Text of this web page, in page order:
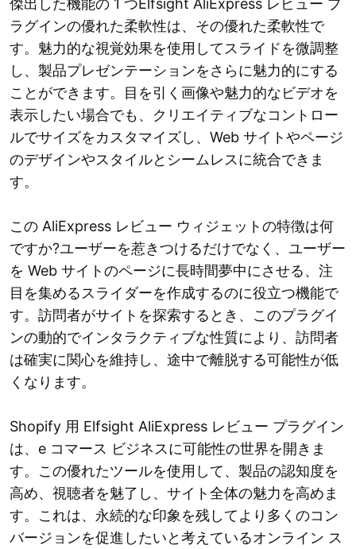
傑出した機能の 1 つElfsight AliExpress レビュー プ
ラグインの優れた柔軟性は、その優れた柔軟性で
す。魅力的な視覚効果を使用してスライドを微調整
し、製品プレゼンテーションをさらに魅力的にする
ことができます。目を引く画像や魅力的なビデオを
表示したい場合でも、クリエイティブなコントロー
ルでサイズをカスタマイズし、Web サイトやページ
のデザインやスタイルとシームレスに統合できま
す。
この AliExpress レビュー ウィジェットの特徴は何
ですか?ユーザーを惹きつけるだけでなく、ユーザー
を Web サイトのページに長時間夢中にさせる、注
目を集めるスライダーを作成するのに役立つ機能で
す。訪問者がサイトを探索するとき、このプラグイ
ンの動的でインタラクティブな性質により、訪問者
は確実に関心を維持し、途中で離脱する可能性が低
くなります。
Shopify 用 Elfsight AliExpress レビュー プラグイン
は、e コマース ビジネスに可能性の世界を開きま
す。この優れたツールを使用して、製品の認知度を
高め、視聴者を魅了し、サイト全体の魅力を高めま
す。これは、永続的な印象を残してより多くのコン
バージョンを促進したいと考えているオンライン ス